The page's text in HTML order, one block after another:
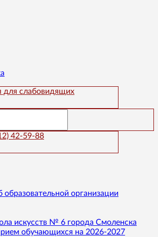
для слабовидящих
42-59-88
образовательной организации
искусств № 6 города Смоленска
обучающихся на 2026-2027